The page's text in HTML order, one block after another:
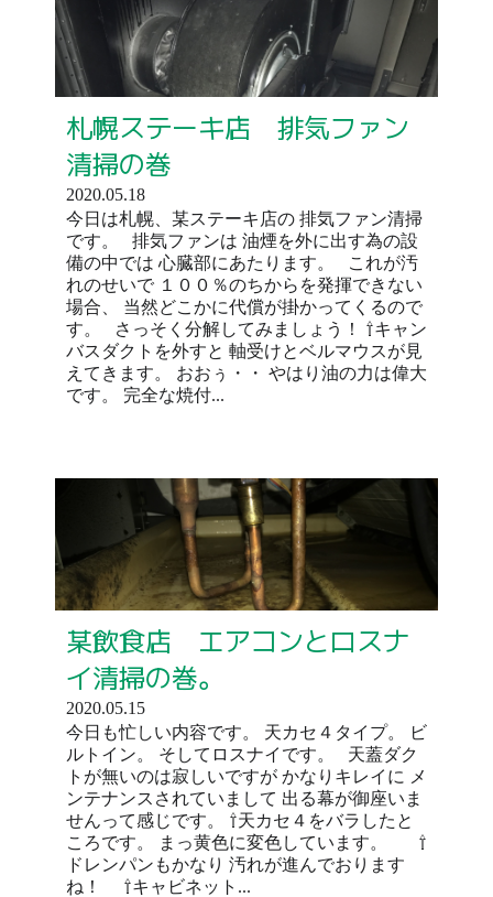
札幌ステーキ店 排気ファン
清掃の巻
2020.05.18
今日は札幌、某ステーキ店の 排気ファン清掃
です。 排気ファンは 油煙を外に出す為の設
備の中では 心臓部にあたります。 これが汚
れのせいで １００％のちからを発揮できない
場合、 当然どこかに代償が掛かってくるので
す。 さっそく分解してみましょう！ ⇧キャン
バスダクトを外すと 軸受けとベルマウスが見
えてきます。 おおぅ・・ やはり油の力は偉大
です。 完全な焼付...
某飲食店 エアコンとロスナ
イ清掃の巻。
2020.05.15
今日も忙しい内容です。 天カセ４タイプ。 ビ
ルトイン。 そしてロスナイです。 天蓋ダク
トが無いのは寂しいですが かなりキレイに メ
ンテナンスされていまして 出る幕が御座いま
せんって感じです。 ⇧天カセ４をバラしたと
ころです。 まっ黄色に変色しています。 ⇧
ドレンパンもかなり 汚れが進んでおります
ね！ ⇧キャビネット...